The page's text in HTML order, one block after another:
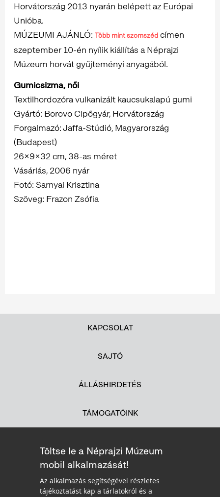
Horvátország 2013 nyarán belépett az Európai
Unióba.
MÚZEUMI AJÁNLÓ: Több mint szomszéd címen
szeptember 10-én nyílik kiállítás a Néprajzi
Múzeum horvát gyűjteményi anyagából.
Gumicsizma, női
Textilhordozóra vulkanizált kaucsukalapú gumi
Gyártó: Borovo Cipőgyár, Horvátország
Forgalmazó: Jaffa-Stúdió, Magyarország
(Budapest)
26×9×32 cm, 38-as méret
Vásárlás, 2006 nyár
Fotó: Sarnyai Krisztina
Szöveg: Frazon Zsófia
KAPCSOLAT
SAJTÓ
ÁLLÁSHIRDETÉS
TÁMOGATÓINK
Töltse le a Néprajzi Múzeum
mobil alkalmazását!
Az alkalmazás segítségével részletes
tájékoztatást kap a tárlatokról és a